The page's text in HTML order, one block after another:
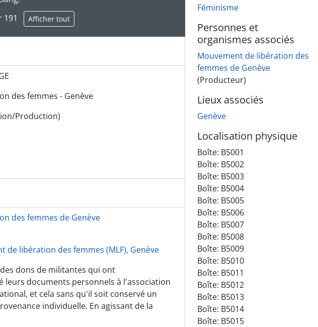
191
Afficher tout
des femmes - Genève
Production)
des femmes de Genève
de libération des femmes (MLF), Genève
dons de militantes qui ont
leurs documents personnels à l'association
et cela sans qu'il soit conservé un
individuelle. En agissant de la
Féminisme
Personnes et
organismes associés
Mouvement de libération des
femmes de Genève
(Producteur)
Lieux associés
Genève
Localisation physique
Boîte: B5001
Boîte: B5002
Boîte: B5003
Boîte: B5004
Boîte: B5005
Boîte: B5006
Boîte: B5007
Boîte: B5008
Boîte: B5009
Boîte: B5010
Boîte: B5011
Boîte: B5012
Boîte: B5013
Boîte: B5014
Boîte: B5015